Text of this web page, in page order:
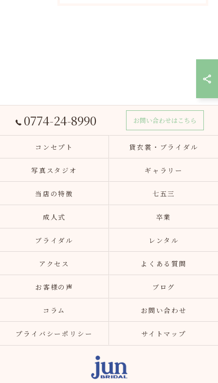
0774-24-8990 お問い合わせはこちら
コンセプト 貸衣裳・ブライダル
写真スタジオ ギャラリー
当店の特徴 七五三
成人式 卒業
ブライダル レンタル
アクセス よくある質問
お客様の声 ブログ
コラム お問い合わせ
プライバシーポリシー サイトマップ